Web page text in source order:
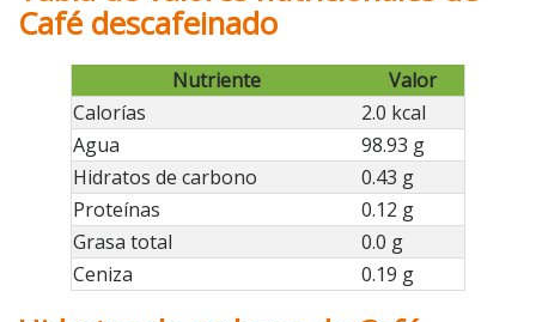
Café descafeinado
Nutriente
Valor
Calorías
2.0 kcal
Agua
98.93 g
Hidratos de carbono
0.43 g
Proteínas
0.12 g
Grasa total
0.0 g
Ceniza
0.19 g